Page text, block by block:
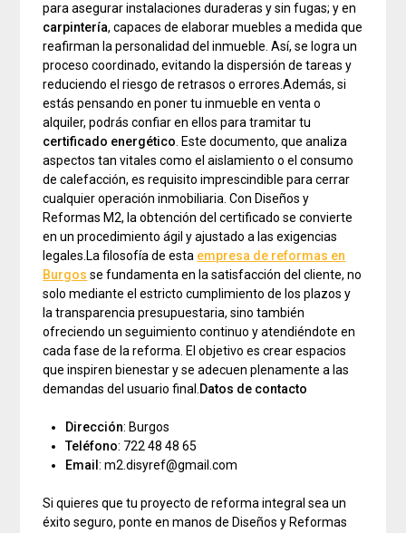
para asegurar instalaciones duraderas y sin fugas; y en
carpintería, capaces de elaborar muebles a medida que
reafirman la personalidad del inmueble. Así, se logra un
proceso coordinado, evitando la dispersión de tareas y
reduciendo el riesgo de retrasos o errores.Además, si
estás pensando en poner tu inmueble en venta o
alquiler, podrás confiar en ellos para tramitar tu
certificado energético. Este documento, que analiza
aspectos tan vitales como el aislamiento o el consumo
de calefacción, es requisito imprescindible para cerrar
cualquier operación inmobiliaria. Con Diseños y
Reformas M2, la obtención del certificado se convierte
en un procedimiento ágil y ajustado a las exigencias
legales.La filosofía de esta empresa de reformas en
Burgos se fundamenta en la satisfacción del cliente, no
solo mediante el estricto cumplimiento de los plazos y
la transparencia presupuestaria, sino también
ofreciendo un seguimiento continuo y atendiéndote en
cada fase de la reforma. El objetivo es crear espacios
que inspiren bienestar y se adecuen plenamente a las
demandas del usuario final.Datos de contacto
Dirección: Burgos
Teléfono: 722 48 48 65
Email: m2.disyref@gmail.com
Si quieres que tu proyecto de reforma integral sea un
éxito seguro, ponte en manos de Diseños y Reformas